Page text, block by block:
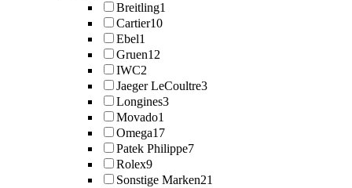
Breitling1
Cartier10
Ebel1
Gruen12
IWC2
Jaeger LeCoultre3
Longines3
Movado1
Omega17
Patek Philippe7
Rolex9
Sonstige Marken21